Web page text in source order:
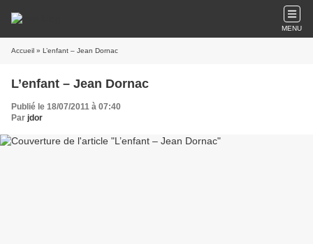
MENU
Accueil » L’enfant – Jean Dornac
L’enfant – Jean Dornac
Publié le 18/07/2011 à 07:40
Par jdor